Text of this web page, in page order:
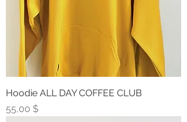
Hoodie ALL DAY COFFEE CLUB
Prix
55,00 $